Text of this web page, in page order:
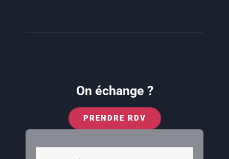
On échange ?
PRENDRE RDV